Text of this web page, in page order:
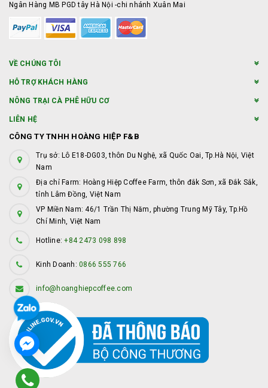
Ngân Hàng MB PGD tây Hà Nội -chi nhánh Xuân Mai
VỀ CHÚNG TÔI
HỖ TRỢ KHÁCH HÀNG
NÔNG TRẠI CÀ PHÊ HỮU CƠ
LIÊN HỆ
CÔNG TY TNHH HOÀNG HIỆP F&B
Trụ sở: Lô E18-DG03, thôn Du Nghệ, xã Quốc Oai, Tp.Hà Nội, Việt
Nam
Địa chỉ Farm: Hoàng Hiệp Coffee Farm, thôn đắk Sơn, xã Đắk Sắk,
tỉnh Lâm Đồng, Việt Nam
VP Miền Nam: 46/1 Trần Thị Năm, phường Trung Mỹ Tây, Tp.Hồ
Chí Minh, Việt Nam
Hotline:+84 2473 098 898
Kinh Doanh: 0866 555 766
info@hoanghiepcoffee.com